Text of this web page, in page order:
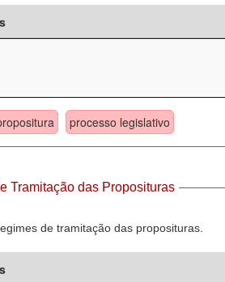
processo legislativo
Tramitação das Proposituras
de tramitação das proposituras.